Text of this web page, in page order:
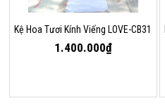
Kệ Hoa Tươi Kính Viếng LOVE-CB31
1.400.000₫